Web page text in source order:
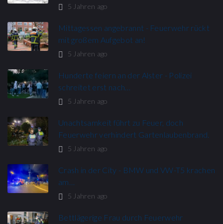
5 Jahren ago
Mittagessen angebrannt - Feuerwehr rückt
mit großem Aufgebot an!​
5 Jahren ago
Hunderte feiern an der Alster - Polizei
schreitet erst nach…
5 Jahren ago
Unachtsamkeit führt zu Feuer, doch
Feuerwehr verhindert Gartenlaubenbrand.
5 Jahren ago
Crash in der City - BMW und VW-T5 krachen
am…
5 Jahren ago
Bettlägerige Frau durch Feuerwehr